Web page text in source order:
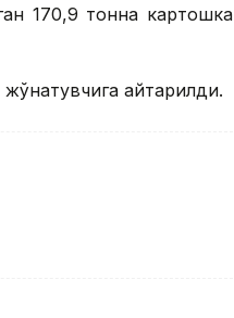
170,9 тонна картошка
қайтарилди.